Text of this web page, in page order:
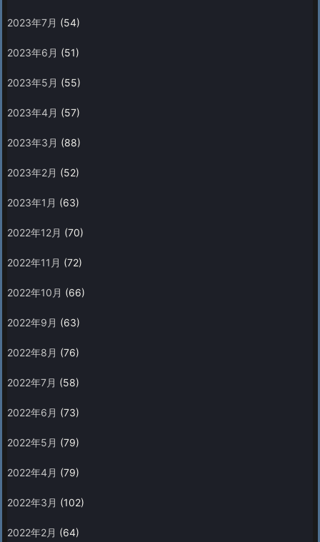
2023年7月 (54)
2023年6月 (51)
2023年5月 (55)
2023年4月 (57)
2023年3月 (88)
2023年2月 (52)
2023年1月 (63)
2022年12月 (70)
2022年11月 (72)
2022年10月 (66)
2022年9月 (63)
2022年8月 (76)
2022年7月 (58)
2022年6月 (73)
2022年5月 (79)
2022年4月 (79)
2022年3月 (102)
2022年2月 (64)